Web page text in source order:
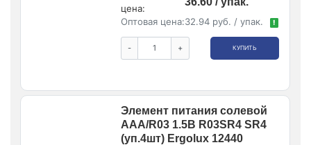
цена:
Оптовая цена:32.94 руб. / упак. !
- + КУПИТЬ
Элемент питания солевой
AAA/R03 1.5В R03SR4 SR4
(уп.4шт) Ergolux 12440